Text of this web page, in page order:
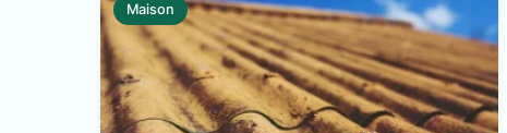
Maison